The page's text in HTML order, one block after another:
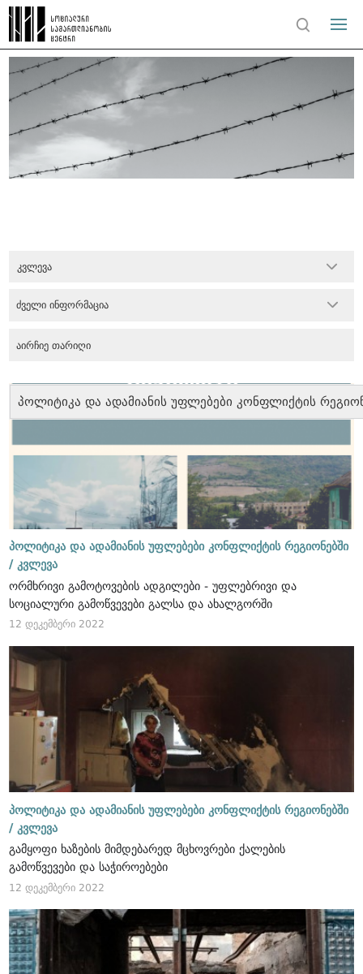
კვლევა
პოლიტიკა და ადამიანის უფლებები კონფლიქტის
ძველი ინფორმაცია
პოლიტიკა და ადამიანის უფლებები კონფლიქტის რეგიონებში
/ კვლევა
ორმხრივი გამოტოვების ადგილები - უფლებრივი და
სოციალური გამოწვევები გალსა და ახალგორში
12 დეკემბერი 2022
პოლიტიკა და ადამიანის უფლებები კონფლიქტის რეგიონებში
/ კვლევა
გამყოფი ხაზების მიმდებარედ მცხოვრები ქალების
გამოწვევები და საჭიროებები
12 დეკემბერი 2022